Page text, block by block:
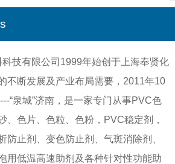
技有限公司1999年始创于上海奉贤化
不断发展及产业布局需要，2011年10
“泉城”济南，是一家专门从事PVC色
、色片、色粒、色粉，PVC稳定剂，
防止剂、变色防止剂、气斑消除剂、
用低温高速助剂及各种针对性功能助